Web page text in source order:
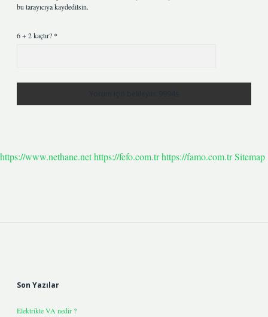
bu tarayıcıya kaydedilsin.
6 + 2 kaçtır? *
https://www.nethane.nethttps://fefo.com.trhttps://famo.com.trSitemap
Son Yazılar
Elektrikte VA nedir ?